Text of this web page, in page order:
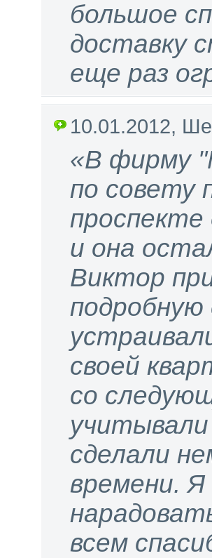
большое
доставку
еще раз
10.01.2012,
«В фирму
по совету
и она
Виктор
своей
со
сделали
времени. Я
всем